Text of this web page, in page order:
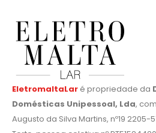
EletromaltaLar é propriedade da
Domésticas Unipessoal, Lda,
Augusto da Silva Martins, nº19 2205-